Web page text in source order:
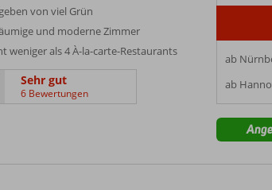
von viel Grün
und moderne Zimmer
weniger als 4 À-la-carte-Restaurants
Sehr gut
6 Bewertungen
ab
ab